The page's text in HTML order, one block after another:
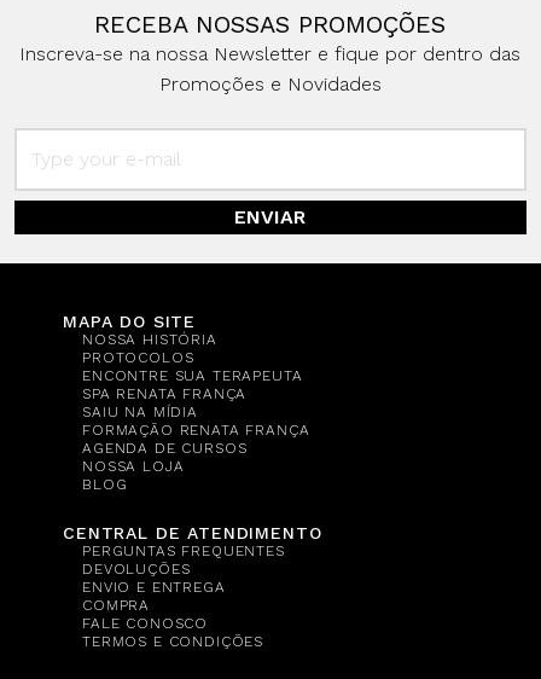
RECEBA NOSSAS PROMOÇÕES
Inscreva-se na nossa Newsletter e fique por dentro das
Promoções e Novidades
ENVIAR
MAPA DO SITE
NOSSA HISTÓRIA
PROTOCOLOS
ENCONTRE SUA TERAPEUTA
SPA RENATA FRANÇA
SAIU NA MÍDIA
FORMAÇÃO RENATA FRANÇA
AGENDA DE CURSOS
NOSSA LOJA
BLOG
CENTRAL DE ATENDIMENTO
PERGUNTAS FREQUENTES
DEVOLUÇÕES
ENVIO E ENTREGA
COMPRA
FALE CONOSCO
TERMOS E CONDIÇÕES